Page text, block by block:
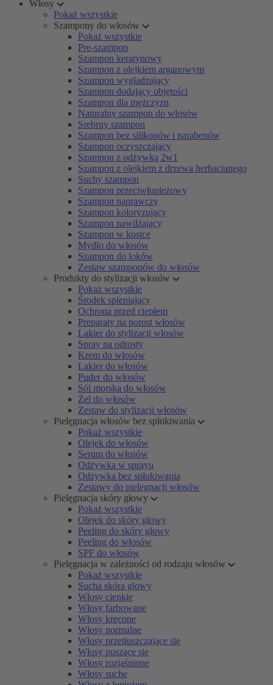
Włosy
Pokaż wszystkie
Szampony do włosów
Pokaż wszystkie
Pre-szampon
Szampon keratynowy
Szampon z olejkiem arganowym
Szampon wygładzający
Szampon dodający objętości
Szampon dla mężczyzn
Naturalny szampon do włosów
Srebrny szampon
Szampon bez silikonów i parabenów
Szampon oczyszczający
Szampon z odżywką 2w1
Szampon z olejkiem z drzewa herbacianego
Suchy szampon
Szampon przeciwłupieżowy
Szampon naprawczy
Szampon koloryzujący
Szampon nawilżający
Szampon w kostce
Mydło do włosów
Szampon do loków
Zestaw szamponów do włosów
Produkty do stylizacji włosów
Pokaż wszystkie
Środek spieniający
Ochrona przed ciepłem
Preparaty na porost włosów
Lakier do stylizacji włosów
Spray na odrosty
Krem do włosów
Lakier do włosów
Puder do włosów
Sól morska do włosów
Żel do włosów
Zestaw do stylizacji włosów
Pielęgnacja włosów bez spłukiwania
Pokaż wszystkie
Olejek do włosów
Serum do włosów
Odżywka w sprayu
Odżywka bez spłukiwania
Zestawy do pielęgnacji włosów
Pielęgnacja skóry głowy
Pokaż wszystkie
Olejek do skóry głowy
Peeling do skóry głowy
Peeling do włosów
SPF do włosów
Pielęgnacja w zależności od rodzaju włosów
Pokaż wszystkie
Sucha skóra głowy
Włosy cienkie
Włosy farbowane
Włosy kręcone
Włosy normalne
Włosy przetłuszczające się
Włosy puszące się
Włosy rozjaśnione
Włosy suche